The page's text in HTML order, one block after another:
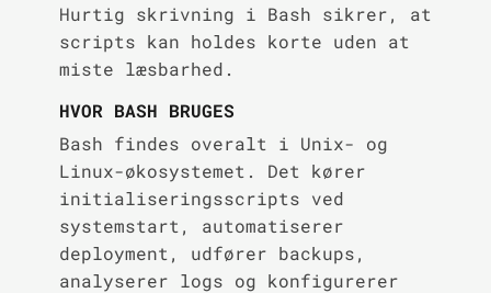
Hurtig skrivning i Bash sikrer, at
scripts kan holdes korte uden at
miste læsbarhed.
HVOR BASH BRUGES
Bash findes overalt i Unix- og
Linux-økosystemet. Det kører
initialiseringsscripts ved
systemstart, automatiserer
deployment, udfører backups,
analyserer logs og konfigurerer